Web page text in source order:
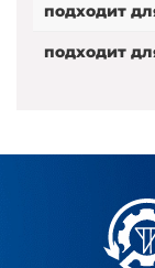
подходит
подходит